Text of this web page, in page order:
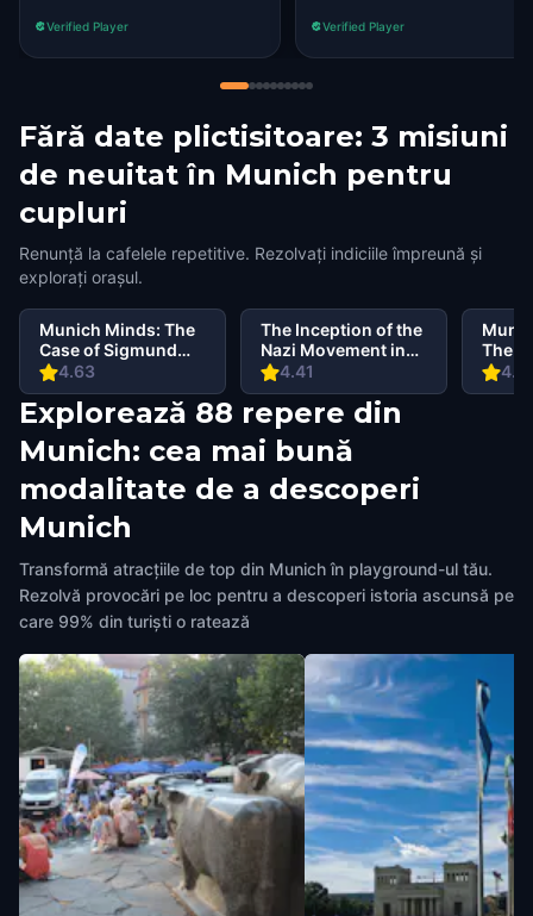
Verified Player Verified Player
Fără date plictisitoare: 3 misiuni
de neuitat în Munich pentru
cupluri
Renunță la cafelele repetitive. Rezolvați indiciile împreună și
explorați orașul.
4.63
Munich Minds: The
Case of Sigmund
Fraud
4.41
The Inception of the
Nazi Movement in
Munich: History
Walking Tour &
Escape Game
The
Explorează 88 repere din
Munich: cea mai bună
modalitate de a descoperi
Munich
Transformă atracțiile de top din Munich în playground-ul tău.
Rezolvă provocări pe loc pentru a descoperi istoria ascunsă pe
care 99% din turiști o ratează